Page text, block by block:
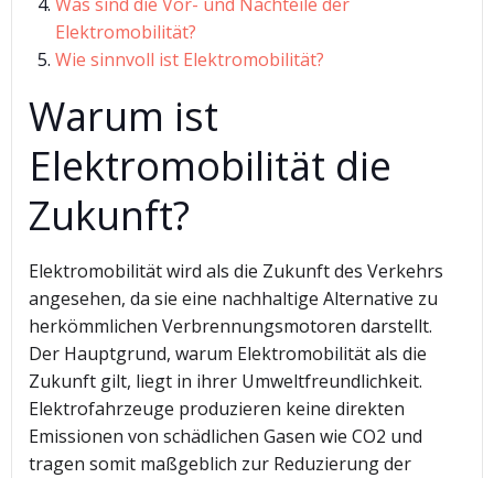
Elektromobilität?
Wie sinnvoll ist Elektromobilität?
Warum ist
Elektromobilität die
Zukunft?
Elektromobilität wird als die Zukunft des Verkehrs
angesehen, da sie eine nachhaltige Alternative zu
herkömmlichen Verbrennungsmotoren darstellt.
Der Hauptgrund, warum Elektromobilität als die
Zukunft gilt, liegt in ihrer Umweltfreundlichkeit.
Elektrofahrzeuge produzieren keine direkten
Emissionen von schädlichen Gasen wie CO2 und
tragen somit maßgeblich zur Reduzierung der